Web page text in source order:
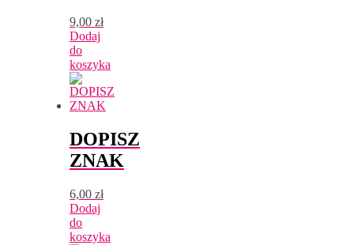
9,00 zł
Dodaj
do
koszyka
DOPISZ
ZNAK
6,00 zł
Dodaj
do
koszyka